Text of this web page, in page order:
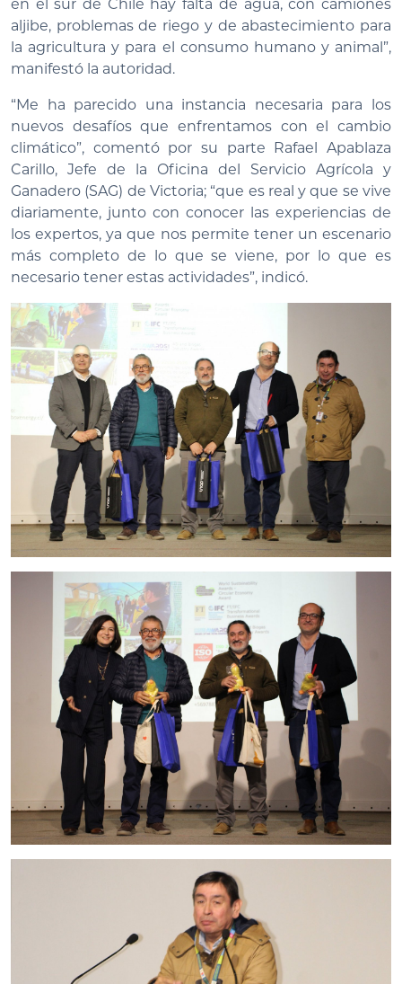
en el sur de Chile hay falta de agua, con camiones
aljibe, problemas de riego y de abastecimiento para
la agricultura y para el consumo humano y animal”,
manifestó la autoridad.
“Me ha parecido una instancia necesaria para los
nuevos desafíos que enfrentamos con el cambio
climático”, comentó por su parte Rafael Apablaza
Carillo, Jefe de la Oficina del Servicio Agrícola y
Ganadero (SAG) de Victoria; “que es real y que se vive
diariamente, junto con conocer las experiencias de
los expertos, ya que nos permite tener un escenario
más completo de lo que se viene, por lo que es
necesario tener estas actividades”, indicó.